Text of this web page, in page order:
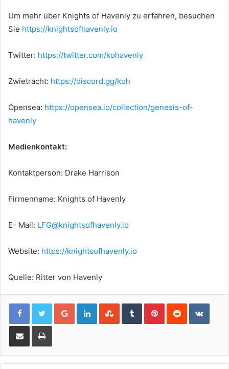
Um mehr über Knights of Havenly zu erfahren, besuchen
Sie https://knightsofhavenly.io
Twitter: https://twitter.com/kohavenly
Zwietracht: https://discord.gg/koh
Opensea: https://opensea.io/collection/genesis-of-
havenly
Medienkontakt:
Kontaktperson: Drake Harrison
Firmenname: Knights of Havenly
E- Mail: LFG@knightsofhavenly.io
Website: https://knightsofhavenly.io
Quelle: Ritter von Havenly
Google+LinkedInStumbleUpon
TumblrPinterestReddit
Share via Email Print